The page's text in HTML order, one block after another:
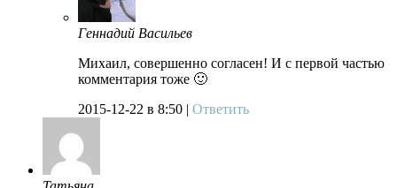
Геннадий Васильев
Михаил, совершенно согласен! И с первой частью
комментария тоже 🙂
2015-12-22 в 8:50 | Ответить